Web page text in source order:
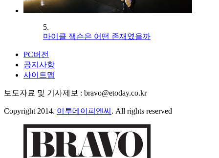
5.
마이클 잭슨은 어떤 존재였을까
PC버전
공지사항
사이트맵
보도자료 및 기사제보 : bravo@etoday.co.kr
Copyright 2014. 이투데이피엔씨 . All rights reserved